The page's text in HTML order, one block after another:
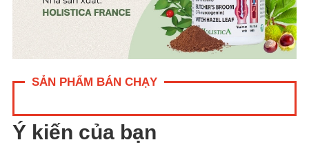
SẢN PHẨM BÁN CHẠY
Ý kiến của bạn